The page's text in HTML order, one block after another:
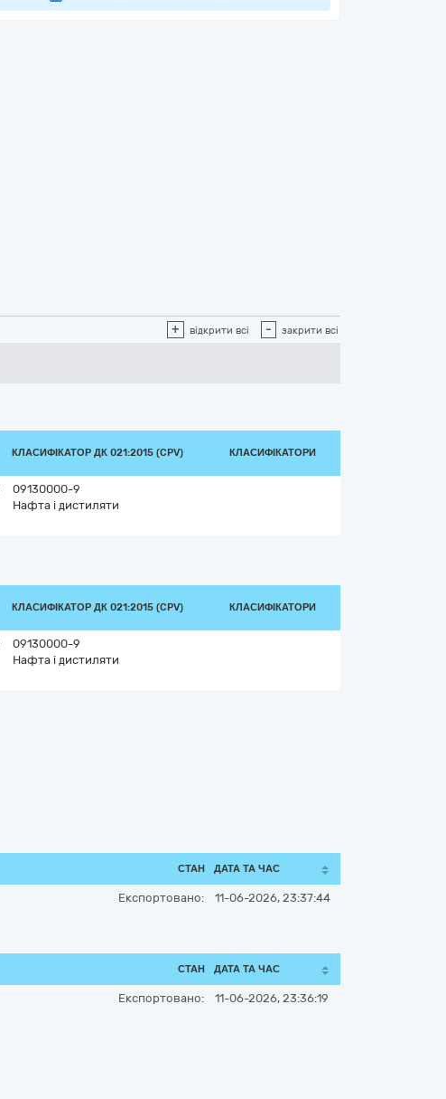
+ відкрити всі - закрити всі
КЛАСИФІКАТОР ДК 021:2015 (CPV) КЛАСИФІКАТОРИ
09130000-9
Нафта і дистиляти
КЛАСИФІКАТОР ДК 021:2015 (CPV) КЛАСИФІКАТОРИ
09130000-9
Нафта і дистиляти
СТАН ДАТА ТА ЧАС
Експортовано: 11-06-2026, 23:37:44
СТАН ДАТА ТА ЧАС
Експортовано: 11-06-2026, 23:36:19